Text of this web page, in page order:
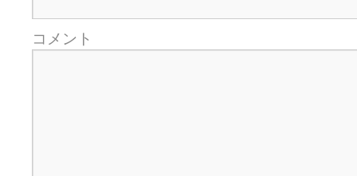
コメント